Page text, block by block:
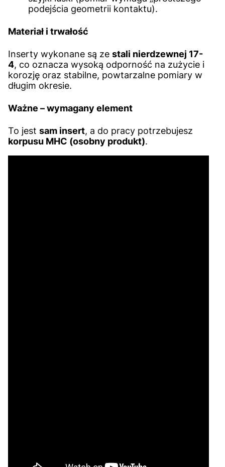
podejścia geometrii kontaktu).
Materiał i trwałość
Inserty wykonane są ze stali nierdzewnej 17-
4, co oznacza wysoką odporność na zużycie i
korozję oraz stabilne, powtarzalne pomiary w
długim okresie.
Ważne – wymagany element
To jest sam insert, a do pracy potrzebujesz
korpusu MHC (osobny produkt).